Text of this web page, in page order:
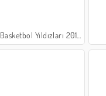
Basketbol Yıldızları 2019